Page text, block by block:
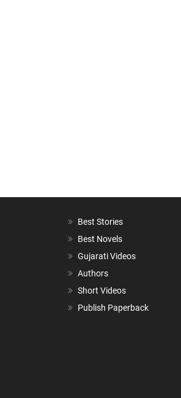
Best Stories
Best Novels
Gujarati Videos
Authors
Short Videos
Publish Paperback